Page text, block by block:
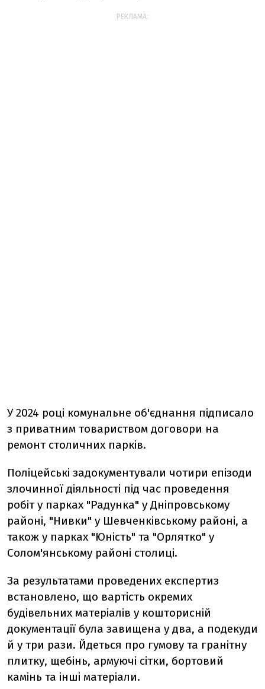
РЕКЛАМА:
У 2024 році комунальне об'єднання підписало
з приватним товариством договори на
ремонт столичних парків.
Поліцейські задокументували чотири епізоди
злочинної діяльності під час проведення
робіт у парках "Радунка" у Дніпровському
районі, "Нивки" у Шевченківському районі, а
також у парках "Юність" та "Орлятко" у
Солом'янському районі столиці.
За результатами проведених експертиз
встановлено, що вартість окремих
будівельних матеріалів у кошторисній
документації була завищена у два, а подекуди
й у три рази. Йдеться про гумову та гранітну
плитку, щебінь, армуючі сітки, бортовий
камінь та інші матеріали.